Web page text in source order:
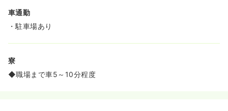
車通勤
・駐車場あり
寮
◆職場まで車5～10分程度